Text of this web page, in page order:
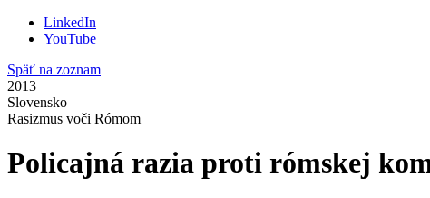
LinkedIn
YouTube
Späť na zoznam
2013
Slovensko
Rasizmus voči Rómom
Policajná razia proti rómskej